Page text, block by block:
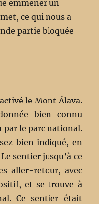
emmener un
ce qui nous a
partie bloquée
le Mont Álava.
bien connu
par le parc national.
bien indiqué, en
sentier jusqu’à ce
aller-retour, avec
et se trouve à
Ce sentier était